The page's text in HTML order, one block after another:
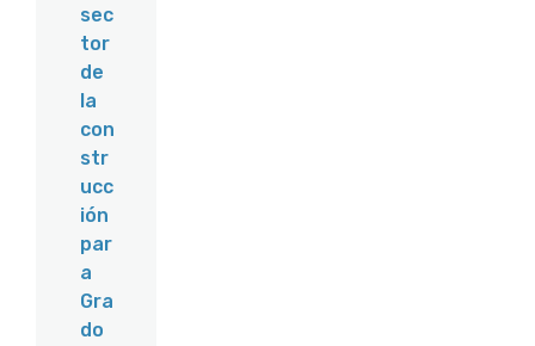
sec
tor
de
la
con
str
ucc
ión
par
a
Gra
do